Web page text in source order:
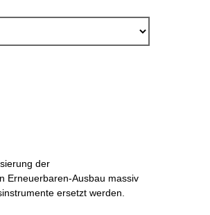
der
Erneuerbaren-Ausbau massiv
ersetzt werden.